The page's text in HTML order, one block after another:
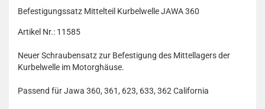
Befestigungssatz Mittelteil Kurbelwelle JAWA 360
Artikel Nr.: 11585
Neuer Schraubensatz zur Befestigung des Mittellagers der
Kurbelwelle im Motorghäuse.
Passend für Jawa 360, 361, 623, 633, 362 California